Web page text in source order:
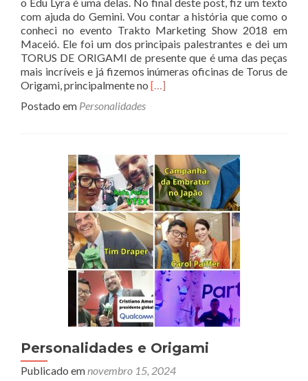
com ajuda do Gemini. Vou contar a história que como o
conheci no evento Trakto Marketing Show 2018 em
Maceió. Ele foi um dos principais palestrantes e dei um
TORUS DE ORIGAMI de presente que é uma das peças
mais incríveis e já fizemos inúmeras oficinas de Torus de
Origami, principalmente no Read
e
Origami.club
[…]
Postado em Personalidades
Personalidades e Origami
Publicado emnovembro 15, 2024